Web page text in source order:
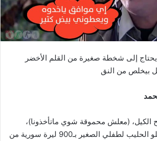
إلى شخطة صغيرة من القلم الأخضر
بيخلص من النق
الكيل، (معلش محموقة شوي ماتأخذونا)،
اشتريت هذا اليوم كيلو الحليب لطفلي الصغير بـ900 ليرة سورية من